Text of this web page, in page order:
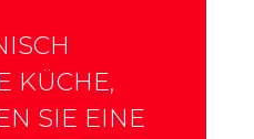
KÜCHE,
SIE EINE